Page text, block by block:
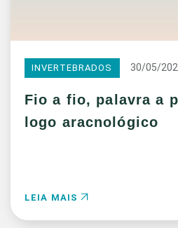
INVERTEBRADOS 30/05/
Fio a fio, palavra a
logo aracnológico
LEIA MAIS